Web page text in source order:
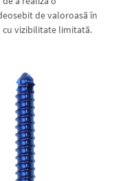
de valoroasă în
cu vizibilitate limitată.